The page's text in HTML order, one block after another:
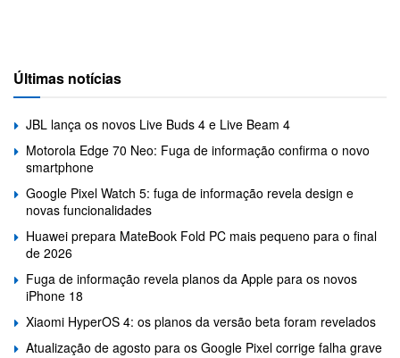
Últimas notícias
JBL lança os novos Live Buds 4 e Live Beam 4
Motorola Edge 70 Neo: Fuga de informação confirma o novo
smartphone
Google Pixel Watch 5: fuga de informação revela design e
novas funcionalidades
Huawei prepara MateBook Fold PC mais pequeno para o final
de 2026
Fuga de informação revela planos da Apple para os novos
iPhone 18
Xiaomi HyperOS 4: os planos da versão beta foram revelados
Atualização de agosto para os Google Pixel corrige falha grave